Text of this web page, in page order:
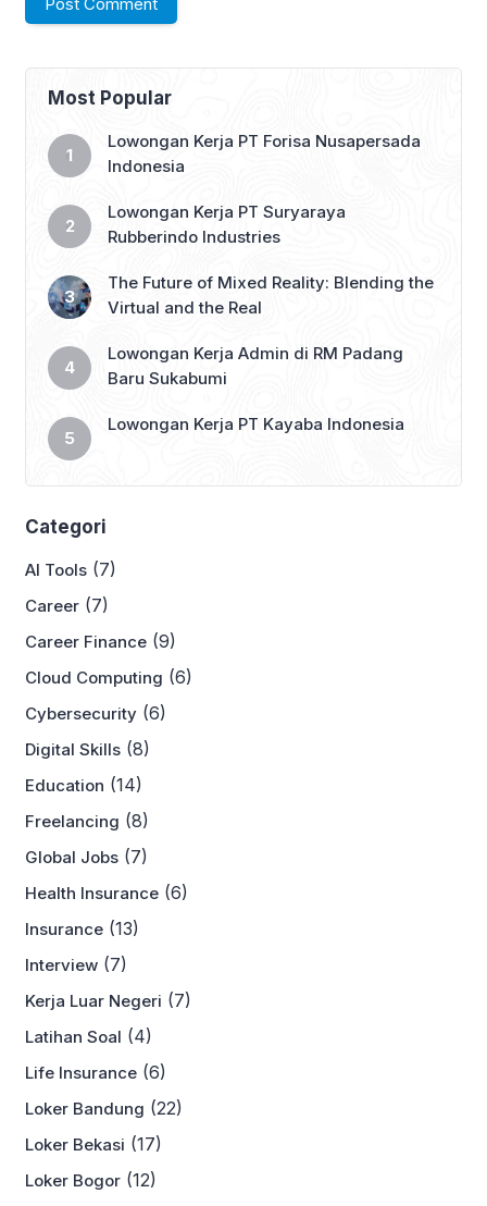
Most Popular
Lowongan Kerja PT Forisa Nusapersada
Indonesia
Lowongan Kerja PT Suryaraya
Rubberindo Industries
The Future of Mixed Reality: Blending the
Virtual and the Real
Lowongan Kerja Admin di RM Padang
Baru Sukabumi
Lowongan Kerja PT Kayaba Indonesia
Categori
AI Tools (7)
Career (7)
Career Finance (9)
Cloud Computing (6)
Cybersecurity (6)
Digital Skills (8)
Education (14)
Freelancing (8)
Global Jobs (7)
Health Insurance (6)
Insurance (13)
Interview (7)
Kerja Luar Negeri (7)
Latihan Soal (4)
Life Insurance (6)
Loker Bandung (22)
Loker Bekasi (17)
Loker Bogor (12)